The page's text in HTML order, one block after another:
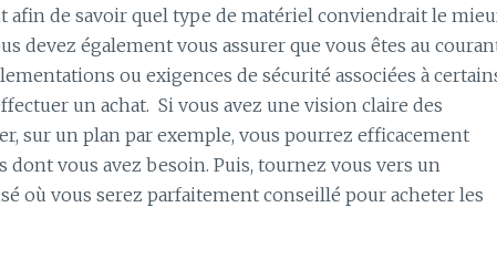
de savoir quel type de matériel conviendrait le
devez également vous assurer que vous êtes au
ou exigences de sécurité associées à
un achat. Si vous avez une vision claire des
sur un plan par exemple, vous pourrez efficacement
dont vous avez besoin. Puis, tournez vous vers un
où vous serez parfaitement conseillé pour acheter les